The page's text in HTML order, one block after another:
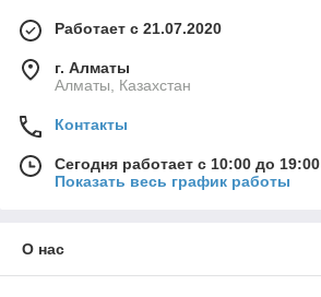
Работает с 21.07.2020
г. Алматы
Алматы, Казахстан
Контакты
Сегодня работает с 10:00 до 19:00
Показать весь график работы
О нас